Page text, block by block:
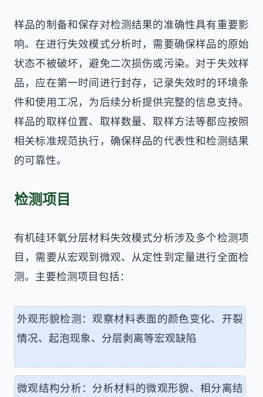
样品的制备和保存对检测结果的准确性具有重要影
响。在进行失效模式分析时，需要确保样品的原始
状态不被破坏，避免二次损伤或污染。对于失效样
品，应在第一时间进行封存，记录失效时的环境条
件和使用工况，为后续分析提供完整的信息支持。
样品的取样位置、取样数量、取样方法等都应按照
相关标准规范执行，确保样品的代表性和检测结果
的可靠性。
检测项目
有机硅环氧分层材料失效模式分析涉及多个检测项
目，需要从宏观到微观、从定性到定量进行全面检
测。主要检测项目包括：
外观形貌检测：观察材料表面的颜色变化、开裂
情况、起泡现象、分层剥离等宏观缺陷
微观结构分析：分析材料的微观形貌、相分离结